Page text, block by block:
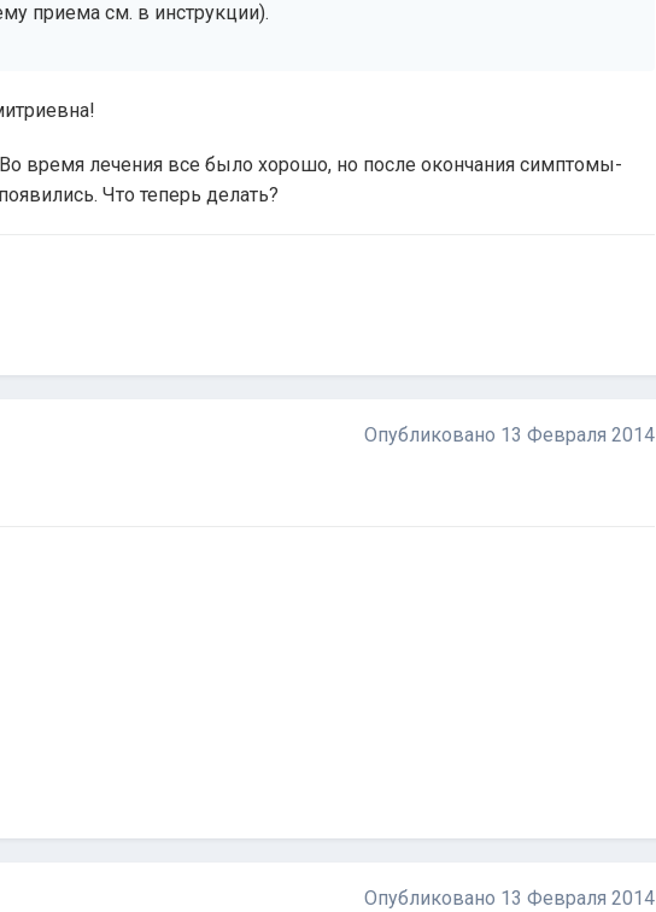
приема см. в инструкции).
Во время лечения все было хорошо, но после окончания симптомы-
Что теперь делать?
Опубликовано 13 Февраля 2014
Опубликовано 13 Февраля 2014